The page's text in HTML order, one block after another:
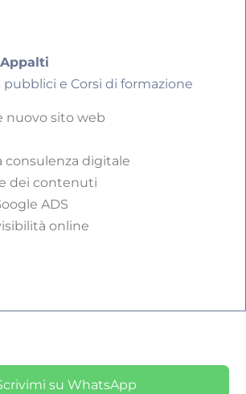
e Corsi di formazione
nuovo sito web
consulenza digitale
dei contenuti
ADS
online
su WhatsApp